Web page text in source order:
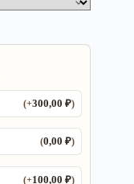
(+300,00₽)
(0,00₽)
(+100,00₽)